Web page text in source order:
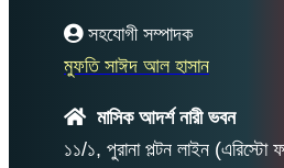
সহযোগী সম্পাদক
মুফতি সাঈদ আল হাসান
মাসিক আদর্শ নারী ভবন
১১/১, পুরানা পল্টন লাইন (এরিস্টো